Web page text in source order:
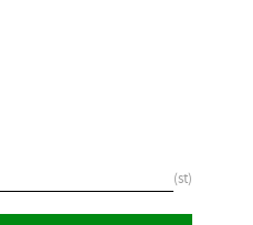
st